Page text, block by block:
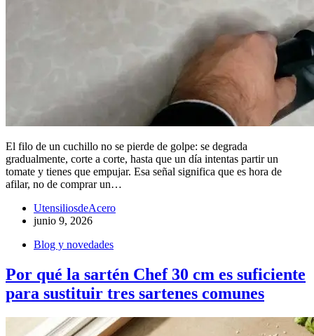
El filo de un cuchillo no se pierde de golpe: se degrada
gradualmente, corte a corte, hasta que un día intentas partir un
tomate y tienes que empujar. Esa señal significa que es hora de
afilar, no de comprar un…
UtensiliosdeAcero
junio 9, 2026
Blog y novedades
Por qué la sartén Chef 30 cm es suficiente
para sustituir tres sartenes comunes